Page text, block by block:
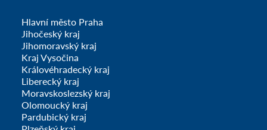
Hlavní město Praha
Jihočeský kraj
Jihomoravský kraj
Kraj Vysočina
Královéhradecký kraj
Liberecký kraj
Moravskoslezský kraj
Olomoucký kraj
Pardubický kraj